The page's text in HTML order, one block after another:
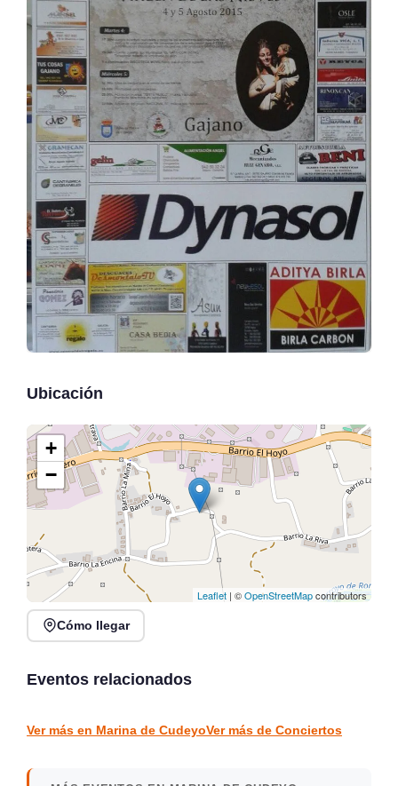
Ubicación
+
−
Leaflet | ©OpenStreetMapcontributors
Cómo llegar
Eventos relacionados
Sarón
Ver más en Marina de CudeyoVer más de Conciertos